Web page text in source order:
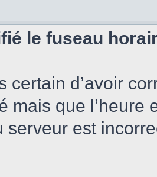
le fuseau
certain d’avoir
mais que
serveur est